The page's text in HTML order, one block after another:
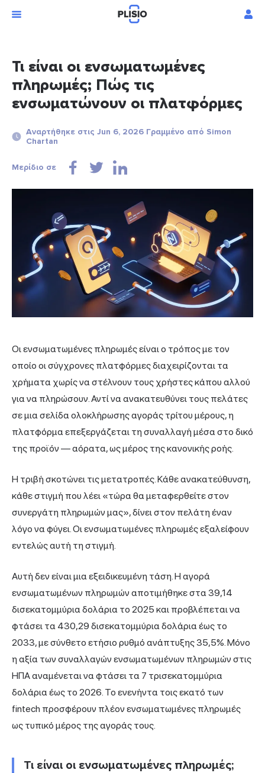
Τι είναι οι ενσωματωμένες
πληρωμές; Πώς τις
ενσωματώνουν οι πλατφόρμες
Αναρτήθηκε στις Jun 6, 2026 Γραμμένο από Simon
Chartan
Μερίδιο σε
Οι ενσωματωμένες πληρωμές είναι ο τρόπος με τον
οποίο οι σύγχρονες πλατφόρμες διαχειρίζονται τα
χρήματα χωρίς να στέλνουν τους χρήστες κάπου αλλού
για να πληρώσουν. Αντί να ανακατευθύνει τους πελάτες
σε μια σελίδα ολοκλήρωσης αγοράς τρίτου μέρους, η
πλατφόρμα επεξεργάζεται τη συναλλαγή μέσα στο δικό
της προϊόν — αόρατα, ως μέρος της κανονικής ροής.
Η τριβή σκοτώνει τις μετατροπές. Κάθε ανακατεύθυνση,
κάθε στιγμή που λέει «τώρα θα μεταφερθείτε στον
συνεργάτη πληρωμών μας», δίνει στον πελάτη έναν
λόγο να φύγει. Οι ενσωματωμένες πληρωμές εξαλείφουν
εντελώς αυτή τη στιγμή.
Αυτή δεν είναι μια εξειδικευμένη τάση. Η αγορά
ενσωματωμένων πληρωμών αποτιμήθηκε στα 39,14
δισεκατομμύρια δολάρια το 2025 και προβλέπεται να
φτάσει τα 430,29 δισεκατομμύρια δολάρια έως το
2033, με σύνθετο ετήσιο ρυθμό ανάπτυξης 35,5%. Μόνο
η αξία των συναλλαγών ενσωματωμένων πληρωμών στις
ΗΠΑ αναμένεται να φτάσει τα 7 τρισεκατομμύρια
δολάρια έως το 2026. Το ενενήντα τοις εκατό των
fintech προσφέρουν πλέον ενσωματωμένες πληρωμές
ως τυπικό μέρος της αγοράς τους.
Τι είναι οι ενσωματωμένες πληρωμές;